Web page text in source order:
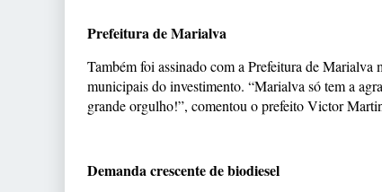
Prefeitura de Marialva
Também foi assinado com a Prefeitura de
municipais do investimento. “Marialva só tem a
grande orgulho!”, comentou o prefeito Victor
Demanda crescente de biodiesel